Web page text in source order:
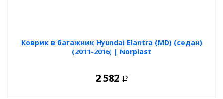
Коврик в багажник Hyundai Elantra (MD) (седан)
(2011-2016) | Norplast
2 582 Р